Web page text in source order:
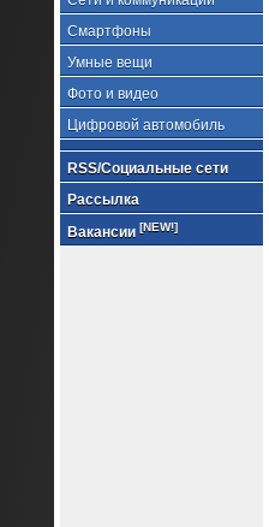
Смартфоны
Умные вещи
Фото и видео
Цифровой автомобиль
RSS/Социальные сети
Рассылка
Вакансии [NEW!]